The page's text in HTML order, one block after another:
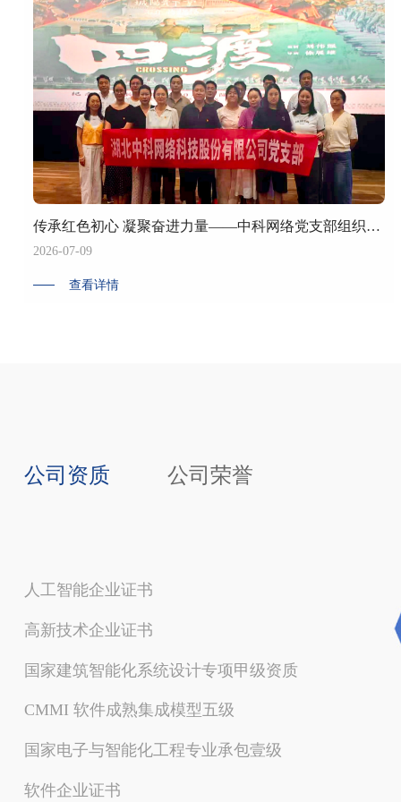
传承红色初心 凝聚奋进力量——中科网络党支部组织观看红色影片《四渡》
2026-07-09
查看详情
公司资质 公司荣誉
人工智能企业证书
高新技术企业证书
国家建筑智能化系统设计专项甲级资质
CMMI 软件成熟集成模型五级
国家电子与智能化工程专业承包壹级
软件企业证书